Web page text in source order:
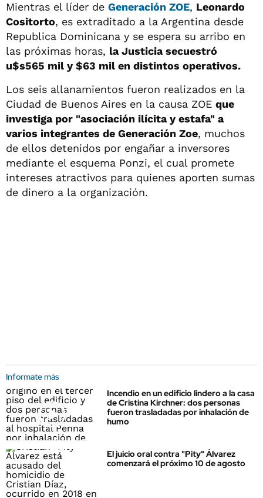
Mientras el líder de Generación ZOE, Leonardo
Cositorto, es extraditado a la Argentina desde
Republica Dominicana y se espera su arribo en
las próximas horas, la Justicia secuestró
u$s565 mil y $63 mil en distintos operativos.
Los seis allanamientos fueron realizados en la
Ciudad de Buenos Aires en la causa ZOE que
investiga por "asociación ilícita y estafa" a
varios integrantes de Generación Zoe, muchos
de ellos detenidos por engañar a inversores
mediante el esquema Ponzi, el cual promete
intereses atractivos para quienes aporten sumas
de dinero a la organización.
Informate más
Incendio en un edificio lindero a la casa
de Cristina Kirchner: dos personas
fueron trasladadas por inhalación de
humo
El juicio oral contra "Pity" Álvarez
comenzará el próximo 10 de agosto